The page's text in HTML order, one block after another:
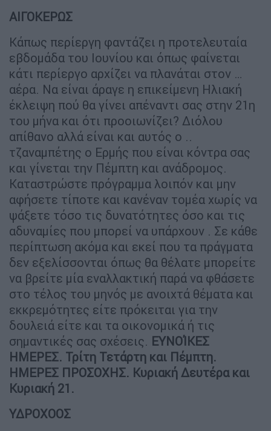
ΑΙΓΟΚΕΡΩΣ
Κάπως περίεργη φαντάζει η προτελευταία
εβδομάδα του Ιουνίου και όπως φαίνεται
κάτι περίεργο αρχίζει να πλανάται στον …
αέρα. Να είναι άραγε η επικείμενη Ηλιακή
έκλειψη πού θα γίνει απέναντι σας στην 21η
του μήνα και ότι προοιωνίζει? Διόλου
απίθανο αλλά είναι και αυτός ο ..
τζαναμπέτης ο Ερμής που είναι κόντρα σας
και γίνεται την Πέμπτη και ανάδρομος.
Καταστρώστε πρόγραμμα λοιπόν και μην
αφήσετε τίποτε και κανέναν τομέα χωρίς να
ψάξετε τόσο τις δυνατότητες όσο και τις
αδυναμίες που μπορεί να υπάρχουν . Σε κάθε
περίπτωση ακόμα και εκεί που τα πράγματα
δεν εξελίσσονται όπως θα θέλατε μπορείτε
να βρείτε μία εναλλακτική παρά να φθάσετε
στο τέλος του μηνός με ανοιχτά θέματα και
εκκρεμότητες είτε πρόκειται για την
δουλειά είτε και τα οικονομικά ή τις
σημαντικές σας σχέσεις. ΕΥΝΟΊΚΕΣ
ΗΜΕΡΕΣ. Τρίτη Τετάρτη και Πέμπτη.
ΗΜΕΡΕΣ ΠΡΟΣΟΧΗΣ. Κυριακή Δευτέρα και
Κυριακή 21.
ΥΔΡΟΧΟΟΣ